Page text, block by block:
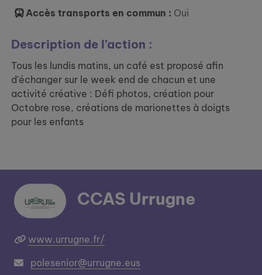
Accès transports en commun : Oui
Description de l’action :
Tous les lundis matins, un café est proposé afin
d'échanger sur le week end de chacun et une
activité créative : Défi photos, création pour
Octobre rose, créations de marionettes à doigts
pour les enfants
CCAS Urrugne
www.urrugne.fr/
polesenior@urrugne.eus